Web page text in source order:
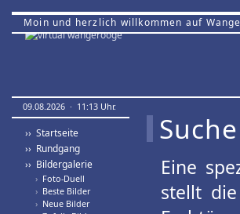
Moin und herzlich willkommen auf
09.08.2026 · 11:13 Uhr.
›› Startseite
›› Rundgang
›› Bildergalerie
› Foto-Duell
› Beste Bilder
› Neue Bilder
Eine
stellt